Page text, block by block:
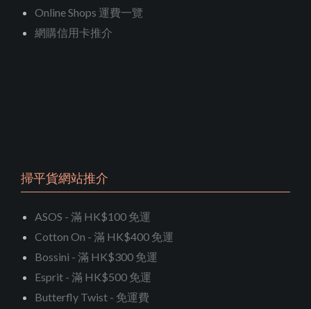
Online Shops 運費一覽
網購信用卡推介
掃平貨網站推介
ASOS - 滿 HK$100 免運
Cotton On - 滿 HK$400 免運
Bossini - 滿 HK$300 免運
Esprit - 滿 HK$500 免運
Butterfly Twist - 免運費